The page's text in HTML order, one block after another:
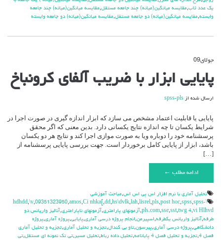
یک عدد ثاب,مقایسه میانگین(میانه) چند جامعه مستقل,مقایسه میانگین(میانه) چند جامعه
وابسته,مقایسه میانگین(میانه) دو جامعه مستقل,مقایسه میانگین(میانه) دو جامعه وابسته
جولای09
پایایی
ابزار
ضریب
کرونباخ
پایایی ابزار با ضریب آلفای کرونباخ
ارسال شده از spss-pls
پایایی یا قابلیت اعتماد مشخص می سازد که ابزار اندازه­ گیری در صورت اجرا در
شرایط یکسان تا چه اندازه نتایج یکسانی دارد. بدین معنی که اگر محقق
پرسشنامه خود را دوباره ویا به صورت موازی اجرا کند و نتایج هر دو یکسان
باشد، ابزار از پایایی کامل برخوردار است. جهت بررسی پایایی پرسشنامه از
[…]
ادامه مطلب ←
تحليل آماري با نرم افزار اس پي اس اس,مباحث آموزشي
\hdhdd
,\v,09351323950,amos,Ci nhka[ ,dd,hs\dvlk,lah,lisrel,pls,post hoc,spss,spss-
pls.com,sse,sst,twg 4,vi Hlhvd
,آزمونهای پارامتری,آزمونهای ناپارامتری,آنالیز واریانس دو
طرفه,آنالیز واریانس یکطرفه,اسپیرمن,انجام پروژه درسی آماری,پایایی,پروژه آماری,پروژه
دانشگاهی,پروژه درسی آماری,پیرسون,تاو بی کندال,تجزیه و تحلیل آماری,تجزیه و تحلیل آماری
فصل 4
,تجزیه و تحلیل فصل 4 پایانامه ,تحلیل داده رباط,تحلیل مسیر ,تی تک نمونه ای مستقل,تی